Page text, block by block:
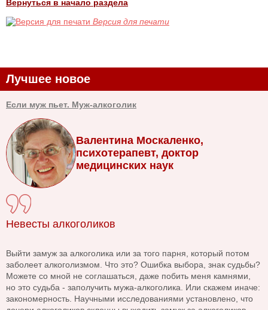
Вернуться в начало раздела
Версия для печати
Лучшее новое
Если муж пьет. Муж-алкоголик
Валентина Москаленко,
психотерапевт, доктор
медицинских наук
Невесты алкоголиков
Выйти замуж за алкоголика или за того парня, который потом
заболеет алкоголизмом. Что это? Ошибка выбора, знак судьбы?
Можете со мной не соглашаться, даже побить меня камнями,
но это судьба - заполучить мужа-алкоголика. Или скажем иначе:
закономерность. Научными исследованиями установлено, что